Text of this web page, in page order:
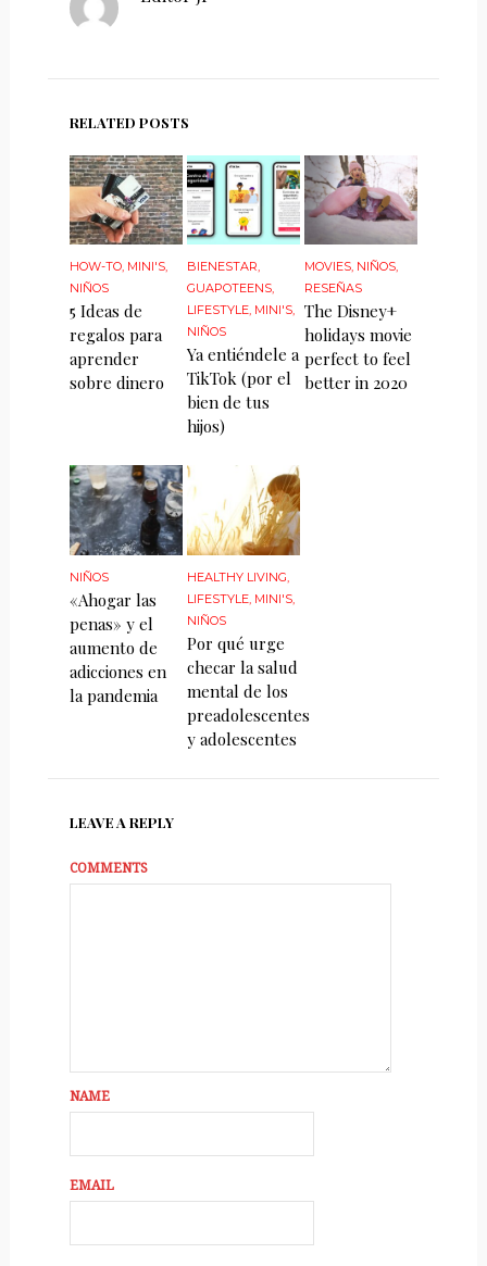
RELATED POSTS
HOW-TO, MINI'S,
NIÑOS
5 Ideas de
regalos para
aprender
sobre dinero
BIENESTAR,
GUAPOTEENS,
LIFESTYLE, MINI'S,
NIÑOS
Ya entiéndele a
TikTok (por el
bien de tus
hijos)
MOVIES, NIÑOS,
RESEÑAS
The Disney+
holidays movie
perfect to feel
better in 2020
NIÑOS
«Ahogar las
penas» y el
aumento de
adicciones en
la pandemia
HEALTHY LIVING,
LIFESTYLE, MINI'S,
NIÑOS
Por qué urge
checar la salud
mental de los
preadolescentes
y adolescentes
LEAVE A REPLY
COMMENTS
NAME
EMAIL